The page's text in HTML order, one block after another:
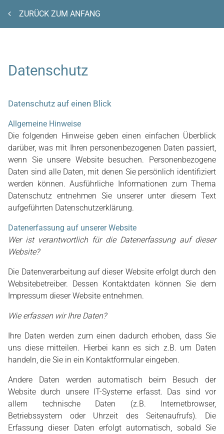
ZURÜCK ZUM ANFANG
Datenschutz
Datenschutz auf einen Blick
Allgemeine Hinweise
Die folgenden Hinweise geben einen einfachen Überblick
darüber, was mit Ihren personenbezogenen Daten passiert,
wenn Sie unsere Website besuchen. Personenbezogene
Daten sind alle Daten, mit denen Sie persönlich identifiziert
werden können. Ausführliche Informationen zum Thema
Datenschutz entnehmen Sie unserer unter diesem Text
aufgeführten Datenschutzerklärung.
Datenerfassung auf unserer Website
Wer ist verantwortlich für die Datenerfassung auf dieser
Website?
Die Datenverarbeitung auf dieser Website erfolgt durch den
Websitebetreiber. Dessen Kontaktdaten können Sie dem
Impressum dieser Website entnehmen.
Wie erfassen wir Ihre Daten?
Ihre Daten werden zum einen dadurch erhoben, dass Sie
uns diese mitteilen. Hierbei kann es sich z.B. um Daten
handeln, die Sie in ein Kontaktformular eingeben.
Andere Daten werden automatisch beim Besuch der
Website durch unsere IT-Systeme erfasst. Das sind vor
allem technische Daten (z.B. Internetbrowser,
Betriebssystem oder Uhrzeit des Seitenaufrufs). Die
Erfassung dieser Daten erfolgt automatisch, sobald Sie